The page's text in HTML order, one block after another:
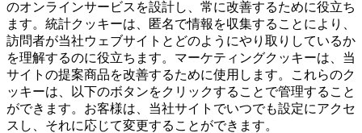
のオンラインサービスを設計し、常に改善するために役立ち
ます。統計クッキーは、匿名で情報を収集することにより、
訪問者が当社ウェブサイトとどのようにやり取りしているか
を理解するのに役立ちます。マーケティングクッキーは、当
サイトの提案商品を改善するために使用します。これらのク
ッキーは、以下のボタンをクリックすることで管理すること
ができます。お客様は、当社サイトでいつでも設定にアクセ
スし、それに応じて変更することができます。